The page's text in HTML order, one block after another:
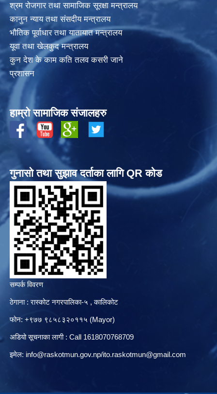
श्रम रोजगार तथा सामाजिक सूरक्षा मन्त्रालय
कानुन न्याय तथा संसदीय मन्त्रालय
भाैतिक पूर्वाधार तथा यातायात मन्त्रालय
यूवा तथा खेलकुद मन्त्रालय
कुन देश के काम कति तलव कसरी जाने
प्रशासन
हाम्रो सामाजिक संजालहरु
गुनासो तथा सुझाव दर्ताका लागि QR कोड
सम्पर्क विवरण
ठेगाना : रास्कोट नगरपालिका-५ , कालिकोट
फोन: +९७७ ९८५८३२०११५ (Mayor)
अडियो सूचनाका लागी : Call 1618070768709
इमेल: info@raskotmun.gov.np/ito.raskotmun@gmail.com